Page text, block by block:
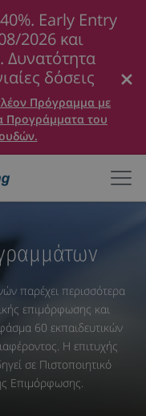
Early Entry
2026 και
δόσεις
Πρόγραμμα με
Προγράμματα του
παρέχει περισσότερα
επιμόρφωσης και
60 εκπαιδευτικών
Η επιτυχής
σε Πιστοποιητικό
Επιμόρφωσης.